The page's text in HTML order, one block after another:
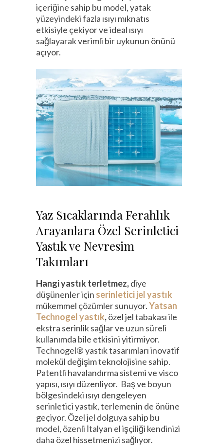
içeriğine sahip bu model, yatak
yüzeyindeki fazla ısıyı mıknatıs
etkisiyle çekiyor ve ideal ısıyı
sağlayarak verimli bir uykunun önünü
açıyor.
Yaz Sıcaklarında Ferahlık
Arayanlara Özel Serinletici
Yastık ve Nevresim
Takımları
Hangi yastık terletmez,diye
düşünenler için serinletici jel yastık
mükemmel çözümler sunuyor.Yatsan
Technogel yastık,özel jel tabakası ile
ekstra serinlik sağlar ve uzun süreli
kullanımda bile etkisini yitirmiyor.
Technogel® yastık tasarımları inovatif
molekül değişim teknolojisine sahip.
Patentli havalandırma sistemi ve visco
yapısı, ısıyı düzenliyor. Baş ve boyun
bölgesindeki ısıyı dengeleyen
serinletici yastık, terlemenin de önüne
geçiyor. Özel jel dolguya sahip bu
model, özenli İtalyan el işçiliği kendinizi
daha özel hissetmenizi sağlıyor.